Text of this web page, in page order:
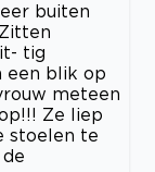
buiten
tig
een blik op
meteen
Ze liep
stoelen te